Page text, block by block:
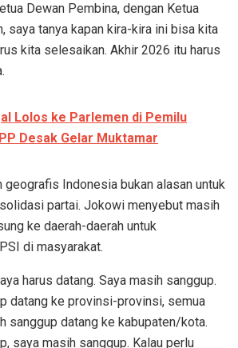
Dewan Pembina, dengan Ketua
saya tanya kapan kira-kira ini bisa kita
kita selesaikan. Akhir 2026 itu harus
Lolos ke Parlemen di Pemilu
Desak Gelar Muktamar
geografis Indonesia bukan alasan untuk
partai. Jokowi menyebut masih
ke daerah-daerah untuk
di masyarakat.
harus datang. Saya masih sanggup.
datang ke provinsi-provinsi, semua
sanggup datang ke kabupaten/kota.
saya masih sanggup. Kalau perlu